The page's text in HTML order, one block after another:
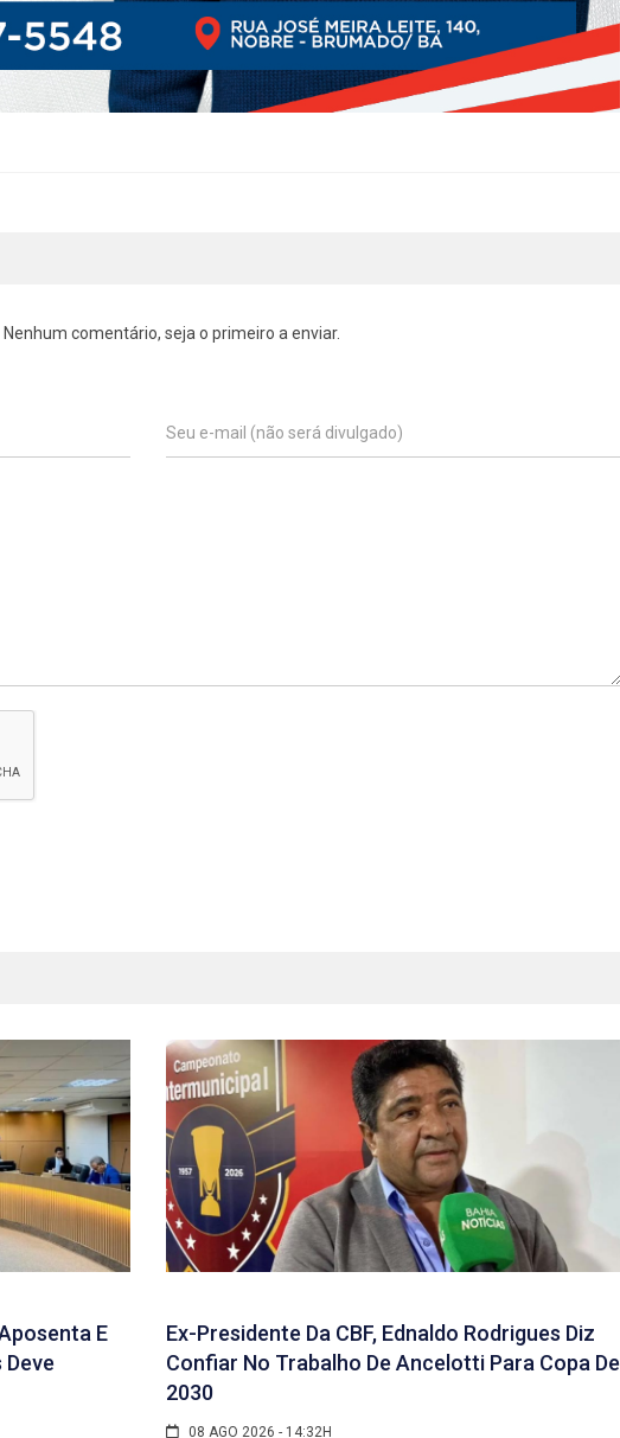
Nenhum comentário, seja o primeiro a enviar.
E
Ex-Presidente Da CBF, Ednaldo Rodrigues Diz
Confiar No Trabalho De Ancelotti Para Copa De
2030
08 AGO 2026 - 14:32H